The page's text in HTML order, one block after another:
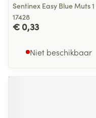
Sentinex Easy Blue Muts 1
17428
€ 0,33
Niet beschikbaar